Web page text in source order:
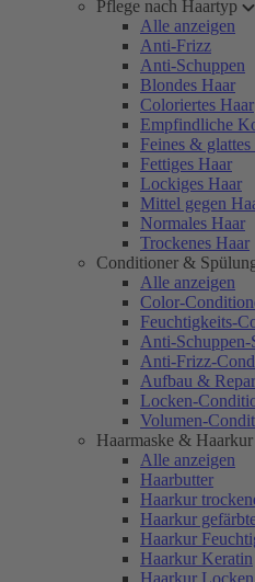
Pflege nach Haartyp
Alle anzeigen
Anti-Frizz
Anti-Schuppen
Blondes Haar
Coloriertes Haar
Empfindliche
Feines & glattes
Fettiges Haar
Lockiges Haar
Mittel gegen
Normales Haar
Trockenes Haar
Conditioner &
Alle anzeigen
Color-
Feuchtigkeits-
Anti-Schuppen-
Anti-Frizz-
Aufbau &
Locken-
Volumen-
Haarmaske & Haarkur
Alle anzeigen
Haarbutter
Haarkur
Haarkur
Haarkur
Haarkur Keratin
Haarkur Locken